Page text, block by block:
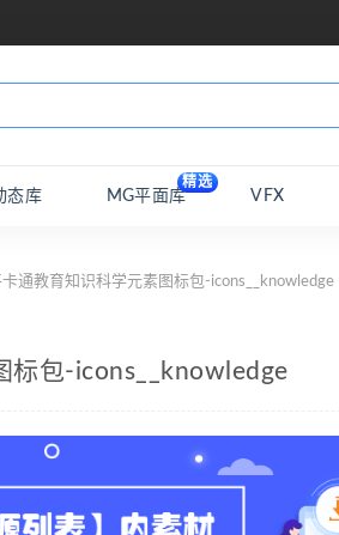
态库 MG平面库
精选
VFX
通教育知识科学元素图标包-icons__knowledge
标包-icons__knowledge